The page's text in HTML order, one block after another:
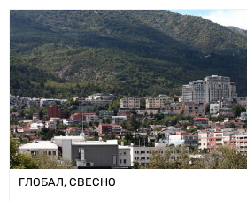
ГЛОБАЛ, СВЕСНО